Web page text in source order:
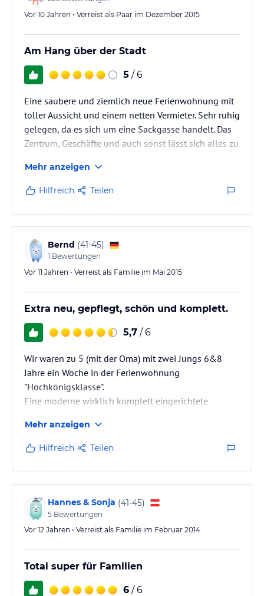
Vor 10 Jahren • Verreist als Paar im Dezember 2015
Am Hang über der Stadt
5 / 6
Eine saubere und ziemlich neue Ferienwohnung mit
toller Aussicht und einem netten Vermieter. Sehr ruhig
gelegen, da es sich um eine Sackgasse handelt. Das
Zentrum, Geschäfte und auch sonst lässt sich alles zu
Mehr anzeigen
Hilfreich Teilen
Bernd (41-45)
1 Bewertungen
Vor 11 Jahren • Verreist als Familie im Mai 2015
Extra neu, gepflegt, schön und komplett.
5,7 / 6
Wir waren zu 5 (mit der Oma) mit zwei Jungs 6&8
Jahre ein Woche in der Ferienwohnung
"Hochkönigsklasse".
Eine moderne wirklich komplett eingerichtete
Sogar die Schränke waren voll mit Kleinigkeiten wie
z.B. Mülltüten, Alufolie, Kafeepads, Spülmittel, etc. -
kurz, es war bis auf Essen im Kühlschrank alles da ;)
Sehr zuvorkommender und freundlicher Vermieter,
der uns am Anfang alles gut gezeigt hat. Whirlpool
und Komfortdusche - was will man mehr. NICHTS
auszusetzen - gerne…
Mehr anzeigen
Hilfreich Teilen
Hannes & Sonja (41-45)
5 Bewertungen
Vor 12 Jahren • Verreist als Familie im Februar 2014
Total super für Familien
6 / 6